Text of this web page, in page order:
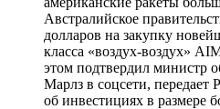
Австралийское
долларов на закупку
класса «воздух-воздух»
этом подтвердил министр
Марлз в соцсети,
об инвестициях в размере